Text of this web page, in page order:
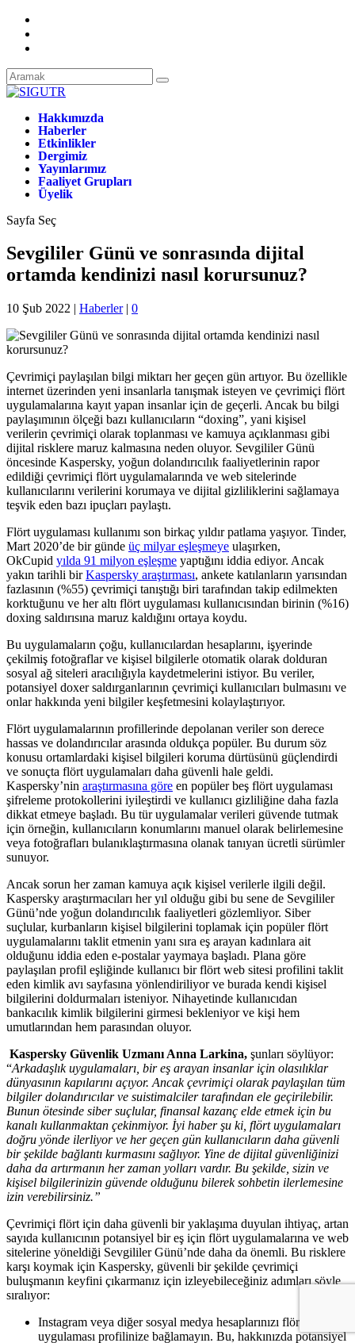
Hakkımızda
Haberler
Etkinlikler
Dergimiz
Yayınlarımız
Faaliyet Grupları
Üyelik
Sayfa Seç
Sevgililer Günü ve sonrasında dijital
ortamda kendinizi nasıl korursunuz?
10 Şub 2022 | Haberler| 0
Çevrimiçi paylaşılan bilgi miktarı her geçen gün artıyor. Bu özellikle
internet üzerinden yeni insanlarla tanışmak isteyen ve çevrimiçi flört
uygulamalarına kayıt yapan insanlar için de geçerli. Ancak bu bilgi
paylaşımının ölçeği bazı kullanıcıların “doxing”, yani kişisel
verilerin çevrimiçi olarak toplanması ve kamuya açıklanması gibi
dijital risklere maruz kalmasına neden oluyor. Sevgililer Günü
öncesinde Kaspersky, yoğun dolandırıcılık faaliyetlerinin rapor
edildiği çevrimiçi flört uygulamalarında ve web sitelerinde
kullanıcılarını verilerini korumaya ve dijital gizliliklerini sağlamaya
teşvik eden bazı ipuçları paylaştı.
Flört uygulaması kullanımı son birkaç yıldır patlama yaşıyor. Tinder,
Mart 2020’de bir günde üç milyar eşleşmeye ulaşırken,
OkCupid yılda 91 milyon eşleşme yaptığını iddia ediyor. Ancak
yakın tarihli birKaspersky araştırması, ankete katılanların yarısından
fazlasının (%55) çevrimiçi tanıştığı biri tarafından takip edilmekten
korktuğunu ve her altı flört uygulaması kullanıcısından birinin (%16)
doxing saldırısına maruz kaldığını ortaya koydu.
Bu uygulamaların çoğu, kullanıcılardan hesaplarını, işyerinde
çekilmiş fotoğraflar ve kişisel bilgilerle otomatik olarak dolduran
sosyal ağ siteleri aracılığıyla kaydetmelerini istiyor. Bu veriler,
potansiyel doxer saldırganlarının çevrimiçi kullanıcıları bulmasını ve
onlar hakkında yeni bilgiler keşfetmesini kolaylaştırıyor.
Flört uygulamalarının profillerinde depolanan veriler son derece
hassas ve dolandırıcılar arasında oldukça popüler. Bu durum söz
konusu ortamlardaki kişisel bilgileri koruma dürtüsünü güçlendirdi
ve sonuçta flört uygulamaları daha güvenli hale geldi.
Kaspersky’nin araştırmasına göre en popüler beş flört uygulaması
şifreleme protokollerini iyileştirdi ve kullanıcı gizliliğine daha fazla
dikkat etmeye başladı. Bu tür uygulamalar verileri güvende tutmak
için örneğin, kullanıcıların konumlarını manuel olarak belirlemesine
veya fotoğrafları bulanıklaştırmasına olanak tanıyan ücretli sürümler
sunuyor.
Ancak sorun her zaman kamuya açık kişisel verilerle ilgili değil.
Kaspersky araştırmacıları her yıl olduğu gibi bu sene de Sevgililer
Günü’nde yoğun dolandırıcılık faaliyetleri gözlemliyor. Siber
suçlular, kurbanların kişisel bilgilerini toplamak için popüler flört
uygulamalarını taklit etmenin yanı sıra eş arayan kadınlara ait
olduğunu iddia eden e-postalar yaymaya başladı. Plana göre
paylaşılan profil eşliğinde kullanıcı bir flört web sitesi profilini taklit
eden kimlik avı sayfasına yönlendiriliyor ve burada kendi kişisel
bilgilerini doldurmaları isteniyor. Nihayetinde kullanıcıdan
bankacılık kimlik bilgilerini girmesi bekleniyor ve kişi hem
umutlarından hem parasından oluyor.
Kaspersky Güvenlik Uzmanı Anna Larkina, şunları söylüyor:
“Arkadaşlık uygulamaları, bir eş arayan insanlar için olasılıklar
dünyasının kapılarını açıyor. Ancak çevrimiçi olarak paylaşılan tüm
bilgiler dolandırıcılar ve suistimalciler tarafından ele geçirilebilir.
Bunun ötesinde siber suçlular, finansal kazanç elde etmek için bu
kanalı kullanmaktan çekinmiyor. İyi haber şu ki, flört uygulamaları
doğru yönde ilerliyor ve her geçen gün kullanıcıların daha güvenli
bir şekilde bağlantı kurmasını sağlıyor. Yine de dijital güvenliğinizi
daha da artırmanın her zaman yolları vardır. Bu şekilde, sizin ve
kişisel bilgilerinizin güvende olduğunu bilerek sohbetin ilerlemesine
izin verebilirsiniz.”
Çevrimiçi flört için daha güvenli bir yaklaşıma duyulan ihtiyaç, artan
sayıda kullanıcının potansiyel bir eş için flört uygulamalarına ve web
sitelerine yöneldiği Sevgililer Günü’nde daha da önemli. Bu risklere
karşı koymak için Kaspersky, güvenli bir şekilde çevrimiçi
buluşmanın keyfini çıkarmanız için izleyebileceğiniz adımları şöyle
sıralıyor:
Instagram veya diğer sosyal medya hesaplarınızı flört
uygulaması profilinize bağlamayın. Bu, hakkınızda potansiyel